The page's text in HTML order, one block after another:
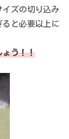
イズの切り込み
と必要以上に
ょう！！